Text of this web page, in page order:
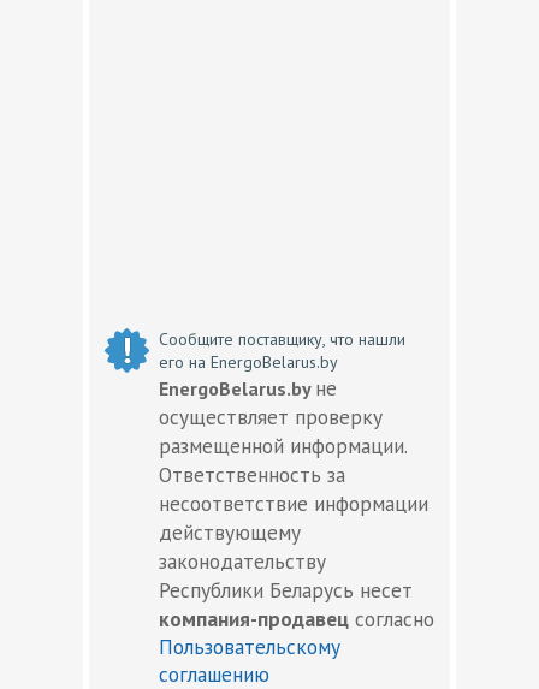
Сообщите поставщику, что нашли
его на EnergoBelarus.by
EnergoBelarus.by не
осуществляет проверку
размещенной информации.
Ответственность за
несоответствие информации
действующему
законодательству
Республики Беларусь несет
компания-продавец согласно
Пользовательскому
соглашению